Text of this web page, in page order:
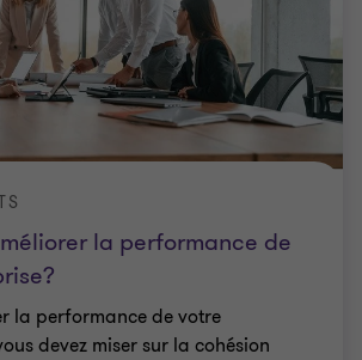
la performance de
la performance de votre
devez miser sur la cohésion